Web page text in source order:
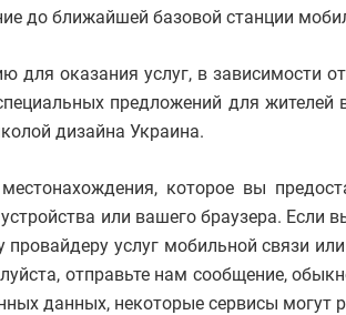
до ближайшей базовой станции
для оказания услуг, в зависимости
предложений для
дизайна Украина.
которое вы
или вашего браузера. Если
услуг мобильной связи
отправьте нам сообщение,
данных, некоторые сервисы могут